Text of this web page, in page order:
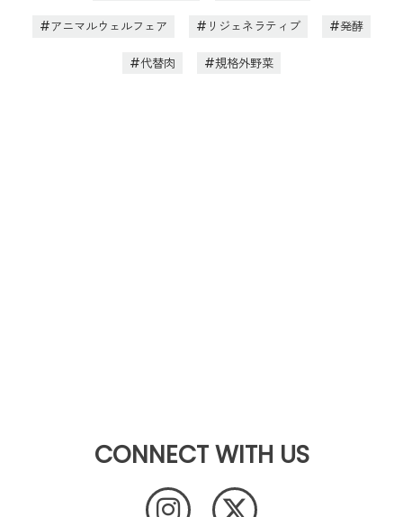
アニマルウェルフェア リジェネラティブ 発酵
代替肉 規格外野菜
CONNECT WITH US